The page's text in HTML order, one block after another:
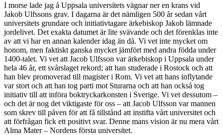
I morse lade jag å Uppsala universitets vägnar ner en krans vid
Jakob Ulfssons grav. I dagarna är det nämligen 500 år sedan vårt
universitets grundare och initiativtagare ärkebiskop Jakob lämnade
jordelivet. Det exakta datumet är lite svävande och det förenklas inte
av att vi har en annan kalender idag än då. Vi vet inte mycket om
honom, men faktiskt ganska mycket jämfört med andra födda under
1400-talet. Vi vet att Jacob Ulfsson var ärkebiskop i Uppsala under
hela 46 år, ett svårslaget rekord; att han studerade i Rostock och att
han blev promoverad till magister i Rom. Vi vet att hans inflytande
var stort och att han tog parti mot Sturarna och att han också tog
initiativ till att införa boktryckarkonsten i Sverige. Vi vet dessutom –
och det är nog det viktigaste för oss – att Jacob Ulfsson var mannen
som skrev till påven för att få tillstånd att instifta vårt universitet och
att förfrågan fick ett positivt svar. Denne mans vision är nu mera vårt
Alma Mater – Nordens första universitet.